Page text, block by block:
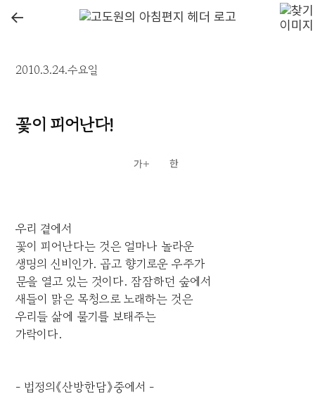
←
2010.3.24.수요일
꽃이 피어난다!
우리 곁에서
꽃이 피어난다는 것은 얼마나 놀라운
생명의 신비인가. 곱고 향기로운 우주가
문을 열고 있는 것이다. 잠잠하던 숲에서
새들이 맑은 목청으로 노래하는 것은
우리들 삶에 물기를 보태주는
가락이다.
- 법정의《산방한담》중에서 -